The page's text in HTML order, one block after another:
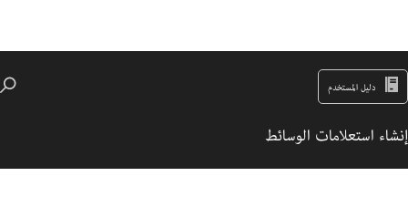
دليل المستخدم
إنشاء استعلامات الوسائط